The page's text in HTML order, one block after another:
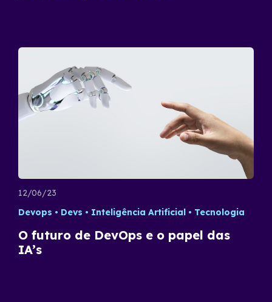
12/06/23
Devops
Devs Inteligência Artificial Tecnologia
O futuro de DevOps e o papel das
IA’s